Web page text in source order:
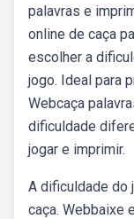
palavras e
online de caça
escolher a
jogo. Ideal para
Webcaça
dificuldade
jogar e imprimir.
A dificuldade do
caça. Webbaixe